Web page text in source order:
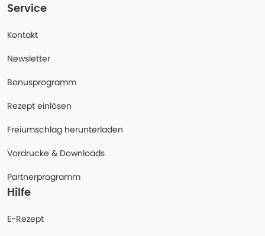
Service
Kontakt
Newsletter
Bonusprogramm
Rezept einlösen
Freiumschlag herunterladen
Vordrucke & Downloads
Partnerprogramm
Hilfe
E-Rezept